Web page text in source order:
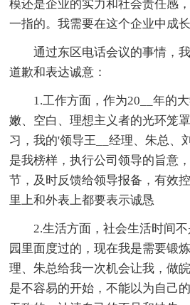
模还是企业的实力和社会责任感
一指的。我需要在这个企业中成长
通过东区电话会议的事情，
道歉和表达诚意：
1.工作方面，作为20__年的
嫩、空白、理想主义者的光环笼
习，我的'领导王__经理、朱总、
是我榜样，执行公司领导的旨意
节，及时反馈给领导报备，有效
里上和外表上都要表示诚恳
2.生活方面，社会生活时间
园里面度过的，现在我是需要锻
理、朱总给我一次机会让我，做
是不容易的开始，不能以为自己